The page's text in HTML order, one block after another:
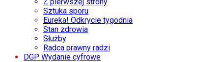
Sztuka sporu
Eureka! Odkrycie tygodnia
Stan zdrowia
Służby
Radca prawny radzi
DGP Wydanie cyfrowe